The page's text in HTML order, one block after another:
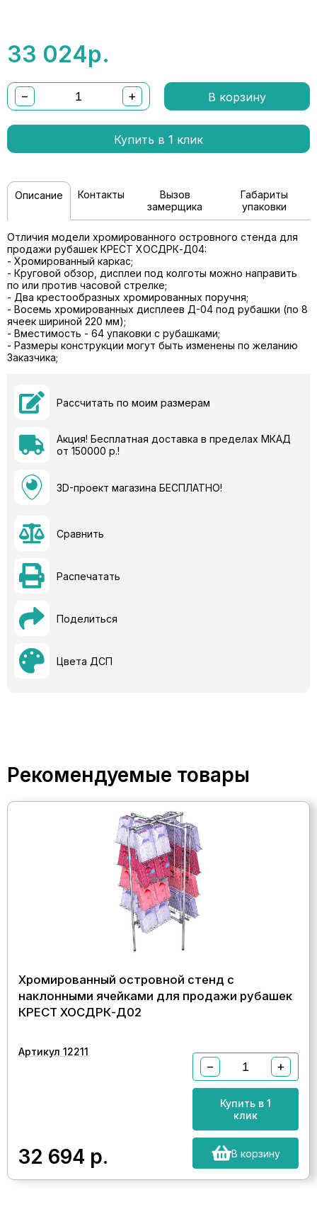
33 024р.
− + В корзину
Купить в 1 клик
Описание Контакты
Вызов
замерщика
Габариты
упаковки
Отличия модели хромированного островного стенда для
продажи рубашек КРЕСТ ХОСДРК-Д04:
- Хромированный каркас;
- Круговой обзор, дисплеи под колготы можно направить
по или против часовой стрелке;
- Два крестообразных хромированных поручня;
- Восемь хромированных дисплеев Д-04 под рубашки (по 8
ячеек шириной 220 мм);
- Вместимость - 64 упаковки с рубашками;
- Размеры конструкции могут быть изменены по желанию
Заказчика;
Рассчитать по моим размерам
Акция! Бесплатная доставка в пределах МКАД
от 150000 р.!
3D-проект магазина БЕСПЛАТНО!
Сравнить
Распечатать
Поделиться
Цвета ДСП
Рекомендуемые товары
Хромированный островной стенд с
наклонными ячейками для продажи рубашек
КРЕСТ ХОСДРК-Д02
Артикул 12211
32 694 р.
− +
Купить в 1
клик
В корзину